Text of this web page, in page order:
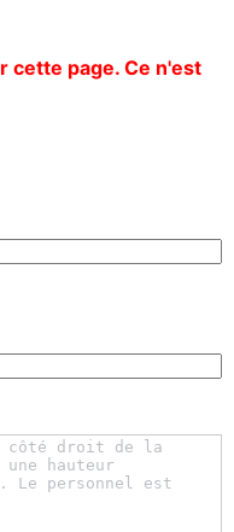
cette page. Ce n'est